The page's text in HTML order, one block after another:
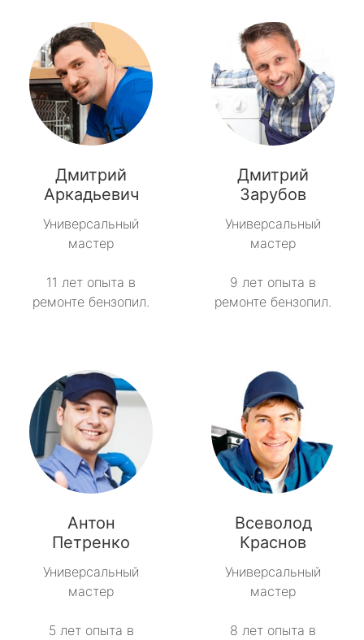
Дмитрий
Аркадьевич
Универсальный
мастер
11 лет опыта в
ремонте бензопил.
Дмитрий
Зарубов
Универсальный
мастер
9 лет опыта в
ремонте бензопил.
Антон
Петренко
Универсальный
мастер
5 лет опыта в
Всеволод
Краснов
Универсальный
мастер
8 лет опыта в